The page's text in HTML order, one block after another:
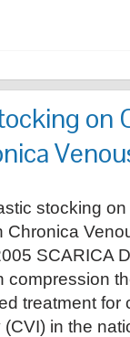
on
stocking
Chronica
SCARICA
compression
treatment for
in the